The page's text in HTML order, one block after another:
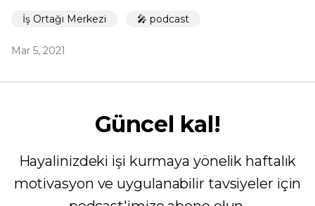
İş Ortağı Merkezi 🎤 podcast
Mar 5, 2021
Güncel kal!
Hayalinizdeki işi kurmaya yönelik haftalık
motivasyon ve uygulanabilir tavsiyeler için